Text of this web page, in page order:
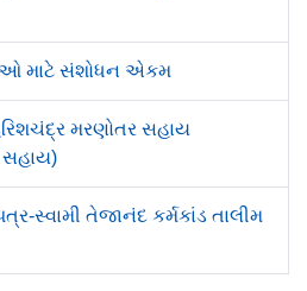
માટે સંશોધન એકમ
મરણોતર સહાય
સહાય)
સ્વામી તેજાનંદ કર્મકાંડ તાલીમ